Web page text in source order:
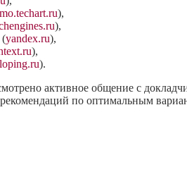
),
),
(yandex.ru),
),
).
активное общение с
рекомендаций по оптимальным